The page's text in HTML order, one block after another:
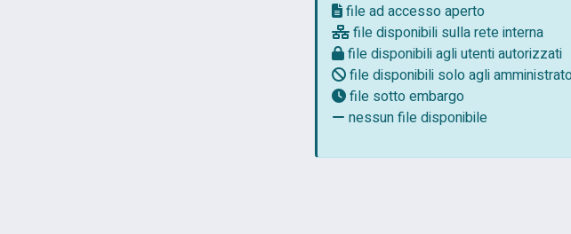
file ad accesso aperto
file disponibili sulla rete interna
file disponibili agli utenti autorizzati
file disponibili solo agli
file sotto embargo
nessun file disponibile